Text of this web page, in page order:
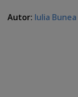
Autor: Iulia Bunea